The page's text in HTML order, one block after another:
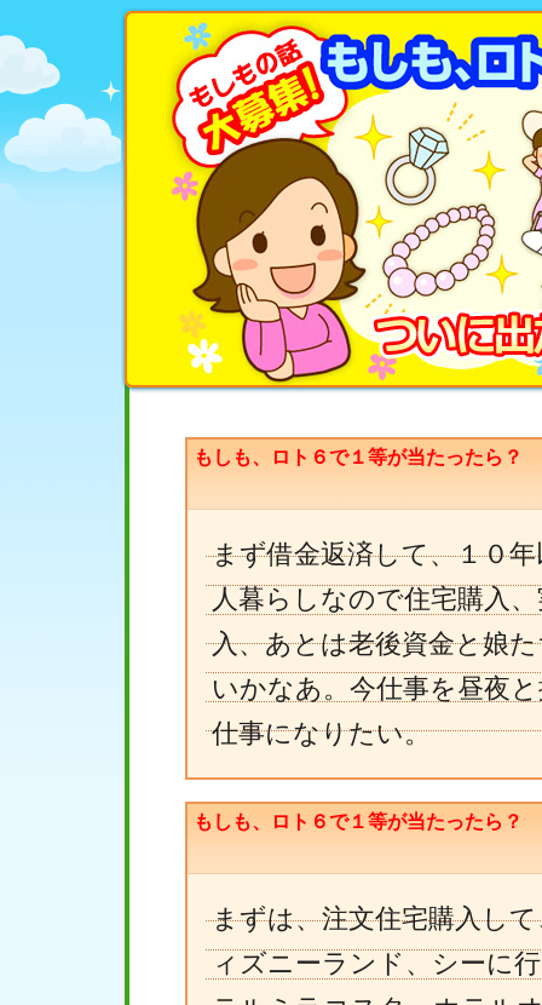
もしも、ロト６で１等が当たったら？
まず借金返済して、１０
人暮らしなので住宅購入
入、あとは老後資金と娘
いかなあ。今仕事を昼夜
仕事になりたい。
もしも、ロト６で１等が当たったら？
まずは、注文住宅購入し
ィズニーランド、シーに